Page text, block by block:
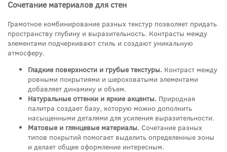
Сочетание материалов для стен
Грамотное комбинирование разных текстур позволяет придать
пространству глубину и выразительность. Контрасты между
элементами подчеркивают стиль и создают уникальную
атмосферу.
Гладкие поверхности и грубые текстуры. Контраст между
ровными покрытиями и шероховатыми элементами
добавляет динамику и объем.
Натуральные оттенки и яркие акценты. Природная
палитра создает базу, которую можно дополнить
насыщенными деталями для усиления выразительности.
Матовые и глянцевые материалы. Сочетание разных
типов покрытий помогает выделить определенные зоны
и делает общее оформление интересным.